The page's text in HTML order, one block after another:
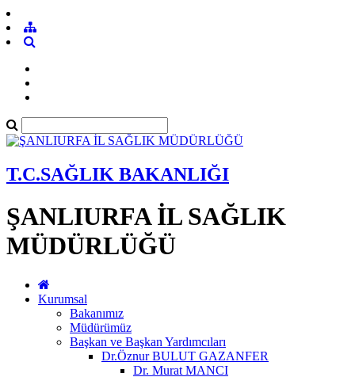
T.C.SAĞLIK BAKANLIĞI
ŞANLIURFA İL SAĞLIK
MÜDÜRLÜĞÜ
Kurumsal
Bakanımız
Müdürümüz
Başkan ve Başkan Yardımcıları
Dr.Öznur BULUT GAZANFER
Dr. Murat MANCI